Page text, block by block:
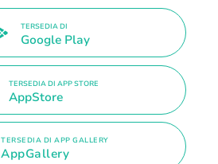
TERSEDIA DI
Google Play
TERSEDIA DI APP STORE
AppStore
TERSEDIA DI APP GALLERY
AppGallery